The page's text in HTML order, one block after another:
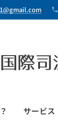
際司
サービス